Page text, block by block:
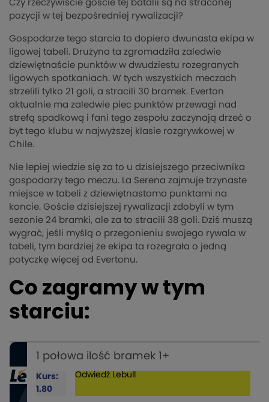
Czy rzeczywiście goście tej batalii są na straconej
pozycji w tej bezpośredniej rywalizacji?
Gospodarze tego starcia to dopiero dwunasta ekipa w
ligowej tabeli. Drużyna ta zgromadziła zaledwie
dziewiętnaście punktów w dwudziestu rozegranych
ligowych spotkaniach. W tych wszystkich meczach
strzelili tylko 21 goli, a stracili 30 bramek. Everton
aktualnie ma zaledwie piec punktów przewagi nad
strefą spadkową i fani tego zespołu zaczynają drzeć o
byt tego klubu w najwyższej klasie rozgrywkowej w
Chile.
Nie lepiej wiedzie się za to u dzisiejszego przeciwnika
gospodarzy tego meczu. La Serena zajmuje trzynaste
miejsce w tabeli z dziewiętnastoma punktami na
koncie. Goście dzisiejszej rywalizacji zdobyli w tym
sezonie 24 bramki, ale za to stracili 38 goli. Dziś muszą
wygrać, jeśli myślą o przegonieniu swojego rywala w
tabeli, tym bardziej że ekipa ta rozegrała o jedną
potyczkę więcej od Evertonu.
Co zagramy w tym
starciu:
1 połowa ilość bramek 1+
Kurs:
1.80
Odwiedź Lebull